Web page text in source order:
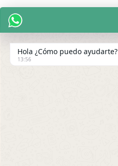
Hola ¿Cómo puedo ayudarte?
13:56